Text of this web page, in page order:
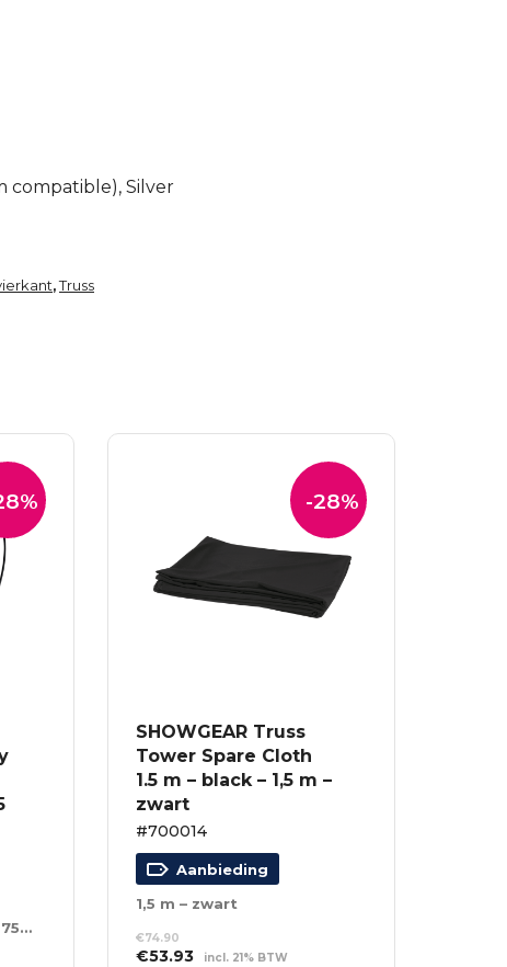
compatible), Silver
,Truss
Max. belasting: 10 kg – 75 cm – zwart
-28%
SHOWGEAR Truss
Tower Spare Cloth
1.5 m – black – 1,5 m –
zwart
#700014
Aanbieding
1,5 m – zwart
€74.90
Oorspronkelijke
€53.93Huidige
incl. 21% BTW